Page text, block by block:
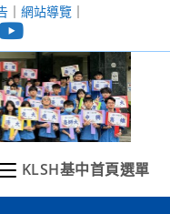
｜ 網站導覽｜
KLSH基中首頁選單